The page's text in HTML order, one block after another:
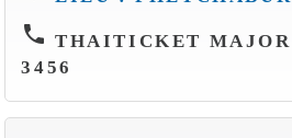
phone THAITICKET
3456